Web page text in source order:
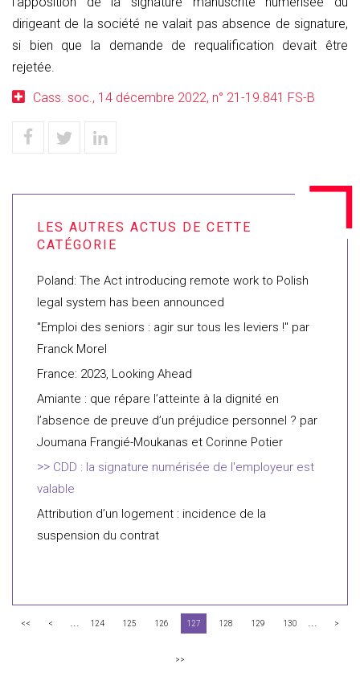
dirigeant de la société ne valait pas absence de signature,
si bien que la demande de requalification devait être
rejetée.
Cass. soc., 14 décembre 2022, n° 21-19.841 FS-B
Poland: The Act introducing remote work to Polish
legal system has been announced
"Emploi des seniors : agir sur tous les leviers !" par
Franck Morel
France: 2023, Looking Ahead
Amiante : que répare l’atteinte à la dignité en
l’absence de preuve d’un préjudice personnel ? par
Joumana Frangié-Moukanas et Corinne Potier
CDD : la signature numérisée de l'employeur est
valable
Attribution d’un logement : incidence de la
suspension du contrat
<< < ... 124 125 126 127 128 129 130 ... >
>>